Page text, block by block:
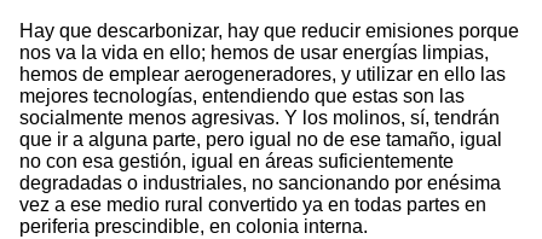
Hay que descarbonizar, hay que reducir emisiones porque
nos va la vida en ello; hemos de usar energías limpias,
hemos de emplear aerogeneradores, y utilizar en ello las
mejores tecnologías, entendiendo que estas son las
socialmente menos agresivas. Y los molinos, sí, tendrán
que ir a alguna parte, pero igual no de ese tamaño, igual
no con esa gestión, igual en áreas suficientemente
degradadas o industriales, no sancionando por enésima
vez a ese medio rural convertido ya en todas partes en
periferia prescindible, en colonia interna.